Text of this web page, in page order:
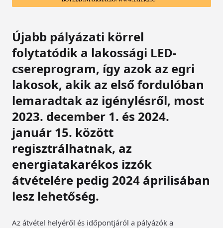
Újabb pályázati körrel
folytatódik a lakossági LED-
csereprogram, így azok az egri
lakosok, akik az első fordulóban
lemaradtak az igénylésről, most
2023. december 1. és 2024.
január 15. között
regisztrálhatnak, az
energiatakarékos izzók
átvételére pedig 2024 áprilisában
lesz lehetőség.
Az átvétel helyéről és időpontjáról a pályázók a